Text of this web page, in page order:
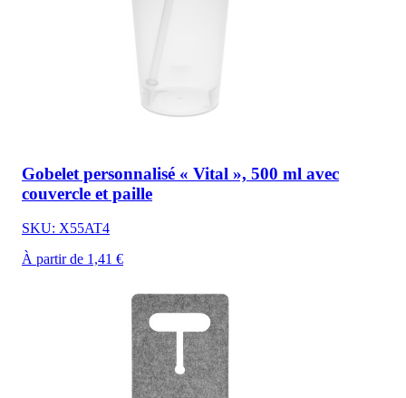
Gobelet personnalisé « Vital », 500 ml avec
couvercle et paille
SKU: X55AT4
À partir de 1,41 €